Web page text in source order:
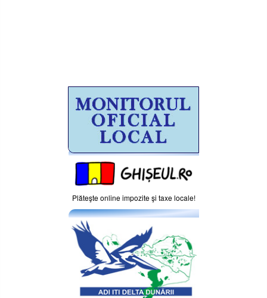
Plăteşte online impozite şi taxe locale!